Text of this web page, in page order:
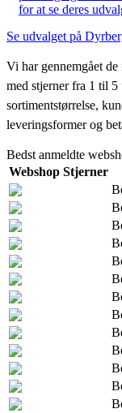
for at se deres
Se udvalget på
Vi har gennemgået
med stjerner fra 1 til 5
sortimentstørrelse,
leveringsformer og
Bedst anmeldte
Webshop Stjerner